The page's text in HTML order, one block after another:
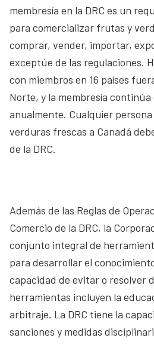
membresía en la DRC es un
para comercializar frutas y
comprar, vender, importar,
exceptúe de las regulaciones.
con miembros en 16 países
Norte, y la membresía
anualmente. Cualquier
verduras frescas a Canadá
de la DRC.
Además de las Reglas de
Comercio de la DRC, la
conjunto integral de
para desarrollar el
capacidad de evitar o resolver
herramientas incluyen la
arbitraje. La DRC tiene la
sanciones y medidas